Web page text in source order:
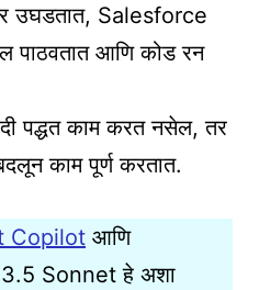
उघडतात, Salesforce
पाठवतात आणि कोड रन
पद्धत काम करत नसेल, तर
काम पूर्ण करतात.
Copilot आणि
Sonnet हे अशा